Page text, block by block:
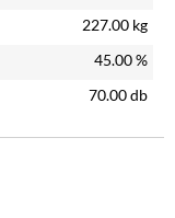
227.00 kg
45.00%
70.00db